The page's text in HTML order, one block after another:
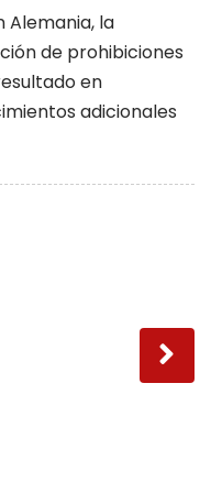
Alemania, la
de prohibiciones
en
adicionales